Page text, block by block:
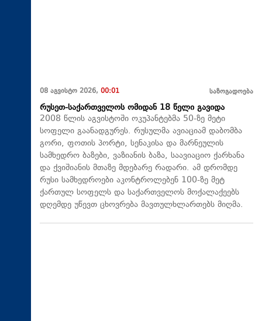
08 აგვისტო 2026, 00:01 საზოგადოება
რუსეთ-საქართველოს ომიდან 18 წელი გავიდა
2008 წლის აგვისტოში ოკუპანტებმა 50-ზე მეტი
სოფელი გაანადგურეს. რუსულმა ავიაციამ დაბომბა
გორი, ფოთის პორტი, სენაკისა და მარნეულის
სამხედრო ბაზები, ვაზიანის ბაზა, საავიაციო ქარხანა
და ქვიშიანის მთაზე მდებარე რადარი. ამ დრომდე
რუსი სამხედროები აკონტროლებენ 100-ზე მეტ
ქართულ სოფელს და საქართველოს მოქალაქეებს
დღემდე უწევთ ცხოვრება მავთულხლართებს მიღმა.